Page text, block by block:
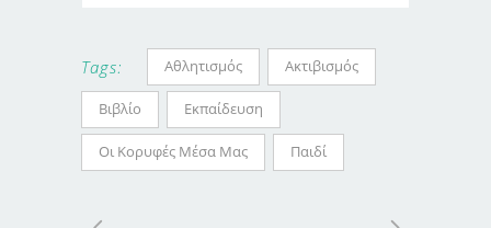
Tags: Αθλητισμός Ακτιβισμός
Βιβλίο Εκπαίδευση
Οι Κορυφές Μέσα Μας Παιδί